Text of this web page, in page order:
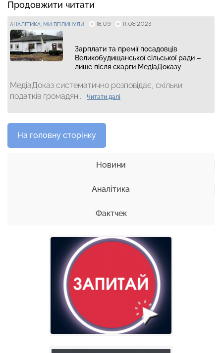
Продовжити читати
АНАЛІТИКА МИ ВПЛИНУЛИ 18:09 11.08.2023
Зарплати та премії посадовців
Великобудищанської сільської ради –
лише після скарги МедіаДоказу
МедіаДоказ систематично розповідає, скільки
податків громадян...
Читати далі
На головну сторінку
Новини
Аналітика
Фактчек